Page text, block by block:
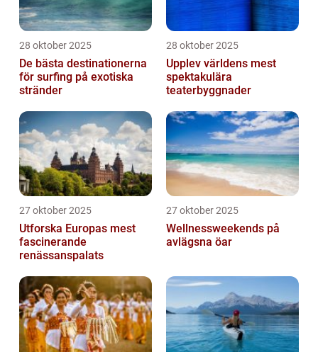
28 oktober 2025
De bästa destinationerna
för surfing på exotiska
stränder
28 oktober 2025
Upplev världens mest
spektakulära
teaterbyggnader
27 oktober 2025
Utforska Europas mest
fascinerande
renässanspalats
27 oktober 2025
Wellnessweekends på
avlägsna öar